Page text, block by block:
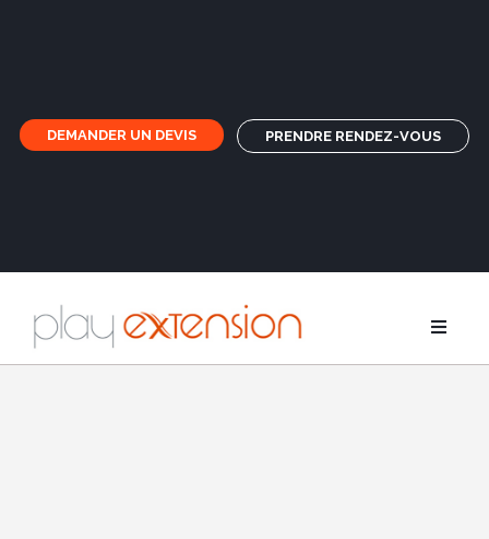
DEMANDER UN DEVIS PRENDRE RENDEZ-VOUS